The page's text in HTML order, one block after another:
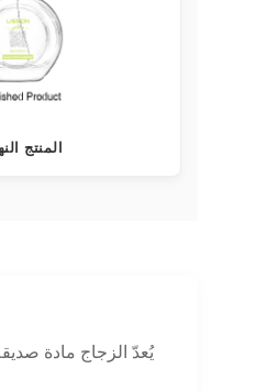
المنتج
يُعدّ الزجاج مادة